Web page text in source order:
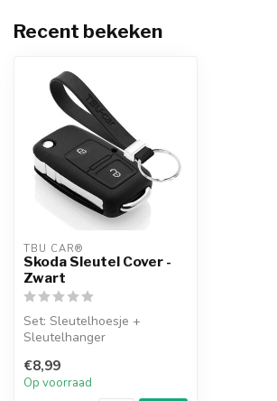
Recent bekeken
TBU CAR®
Skoda Sleutel Cover -
Zwart
Set: Sleutelhoesje +
Sleutelhanger
€8,99
Op voorraad